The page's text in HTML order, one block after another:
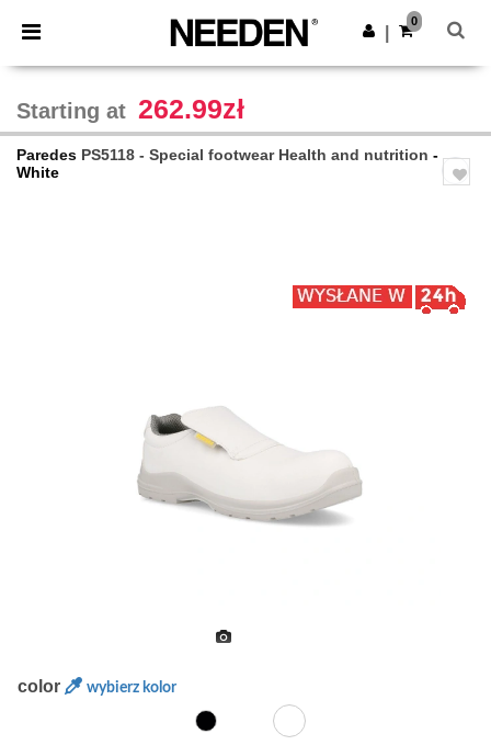
× Aplikacja Needen
Lepsze ceny w aplikacji!
Pobierz app
0
Starting at 262.99zł
Paredes PS5118 - Special footwear Health and nutrition -
White
color wybierz kolor